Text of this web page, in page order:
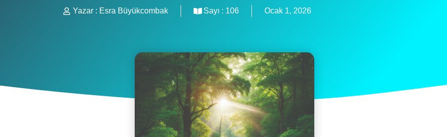
Yazar : Esra Büyükcombak Sayı : 106 Ocak 1, 2026